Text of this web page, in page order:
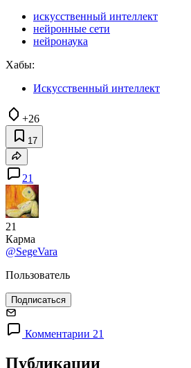
искусственный интеллект
нейронные сети
нейронаука
Хабы:
Искусственный интеллект
+26
17
21
21
Карма
@SegeVara
Пользователь
Подписаться
Комментарии 21
Публикации